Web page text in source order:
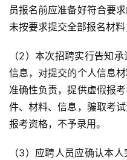
员报名前应准备好符合要
未按要求提交全部报名材料
（2）本次招聘实行告知
信息，对提交的个人信息
准确性负责，提供虚假报
件、材料、信息，骗取考
报考资格，不予录用。
（3）应聘人员应确认本